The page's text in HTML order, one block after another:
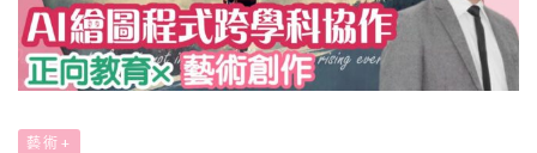
藝術+